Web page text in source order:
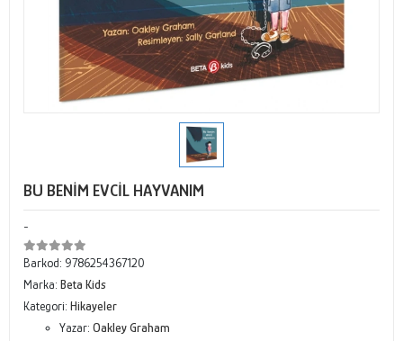
BU BENİM EVCİL HAYVANIM
-
Barkod: 9786254367120
Marka: Beta Kids
Kategori: Hikayeler
Yazar: Oakley Graham